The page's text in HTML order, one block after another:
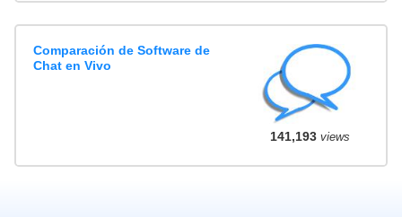
Comparación de Software de
Chat en Vivo
141,193views